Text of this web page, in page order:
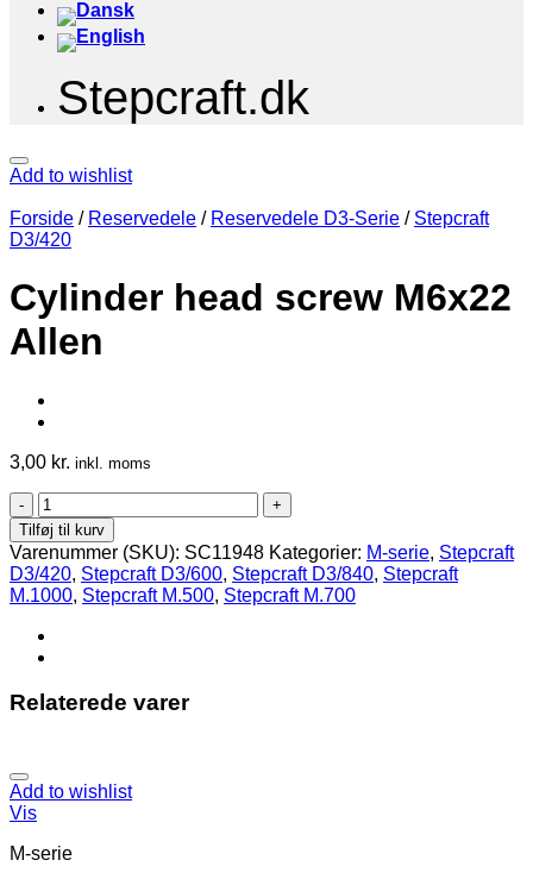
Stepcraft.dk
Add to wishlist
Forside / Reservedele / Reservedele D3-Serie / Stepcraft
D3/420
Cylinder head screw M6x22
Allen
3,00 kr. inkl. moms
Cylinder
head
screw
M6x22
Allen
antal
Tilføj til kurv
Varenummer (SKU): SC11948 Kategorier: M-serie, Stepcraft
D3/420, Stepcraft D3/600, Stepcraft D3/840, Stepcraft
M.1000, Stepcraft M.500, Stepcraft M.700
Relaterede varer
Add to wishlist
Vis
M-serie